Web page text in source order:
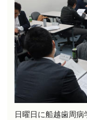
日曜日に船越歯周